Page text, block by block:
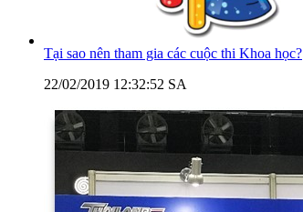
Tại sao nên tham gia các cuộc thi Khoa học?
22/02/2019 12:32:52 SA